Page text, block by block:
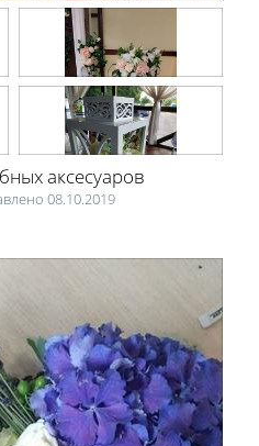
аксесуаров
08.10.2019